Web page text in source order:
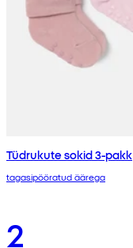
Tüdrukute sokid 3-pakk
tagasipööratud äärega
2